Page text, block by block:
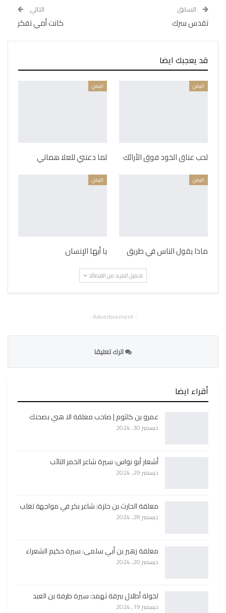
السابق
تقدس سرك
التالي
كانت أمي تفكر
قد يعجبك ايضا
اليمن
لحب عناق الخود فوق الأرائك
اليمن
لما دعتني للعلا هماتي
اليمن
ماذا يقول الناس في طريق
اليمن
يا أيها الإنسان
تحميل المزيد من القصائد
- Advertisement -
اترك تعليقا
أقراء ايضا
عمرو بن كلثوم | صاحب معلقة الا هبي بصحنك
ديسمبر 30, 2024
أشعار أبو نواس: سيرة شاعر الخمر التائب
ديسمبر 29, 2024
معلقة الحارث بن حلزة: شاعر بكر في مواجهة تغلب
ديسمبر 28, 2024
معلقة زهير بن أبي سلمى: سيرة حكيم الشعراء
ديسمبر 20, 2024
لخولة أطلال ببرقة ثهمد: سيرة طرفة بن العبد
ديسمبر 19, 2024